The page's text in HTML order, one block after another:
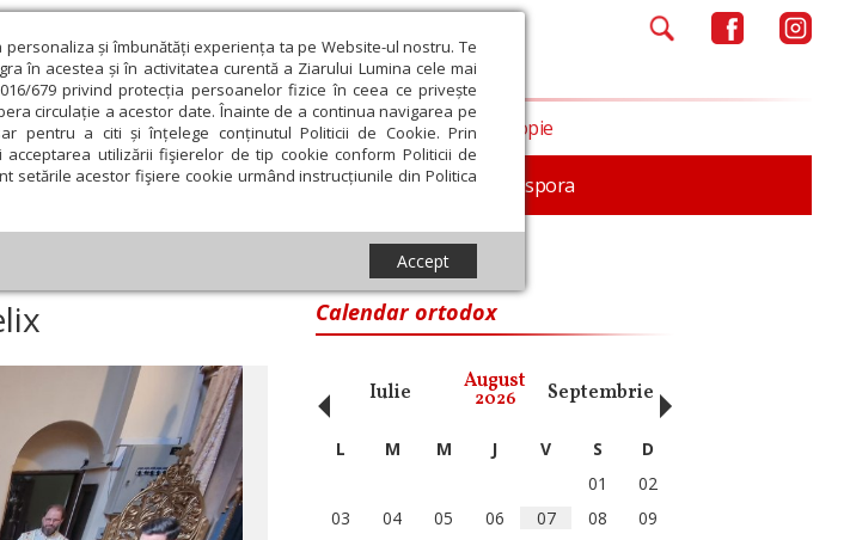
și îmbunătăți experiența ta pe Website-ul nostru. Te
în acestea și în activitatea curentă a Ziarului Lumina cele mai
679 privind protecția persoanelor fizice în ceea ce privește
circulație a acestor date. Înainte de a continua navigarea pe
pentru a citi și înțelege conținutul Politicii de Cookie. Prin
utilizării fişierelor de tip cookie conform Politicii de
setările acestor fişiere cookie urmând instrucțiunile din Politica
Accept
de presă Documentar In memoriam Diaspora
Educaţie și Cultură Societate Opinii Filantropie
Felix
Calendar ortodox
Aprilie Iulie August
2026 Septembrie Octombrie
‹ L M M J V S
D
01
02
03
04 05 06 07 08
09